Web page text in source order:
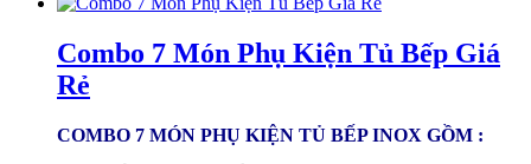
Combo 7 Món Phụ Kiện Tủ Bếp Giá
Rẻ
COMBO 7 MÓN PHỤ KIỆN TỦ BẾP INOX GỒM :